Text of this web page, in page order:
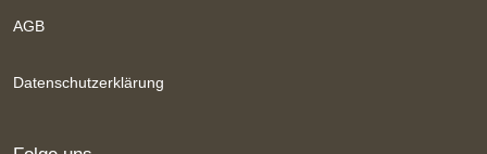
AGB
Datenschutzerklärung